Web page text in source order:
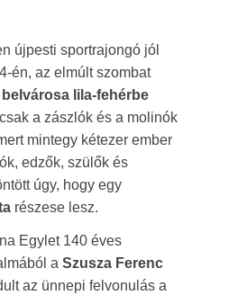
újpesti sportrajongó jól
én, az elmúlt szombat
lila-fehérbe
a zászlók és a molinók
mintegy kétezer ember
edzők, szülők és
úgy, hogy egy
részese lesz.
Egylet 140 éves
a Szusza Ferenc
az ünnepi felvonulás a